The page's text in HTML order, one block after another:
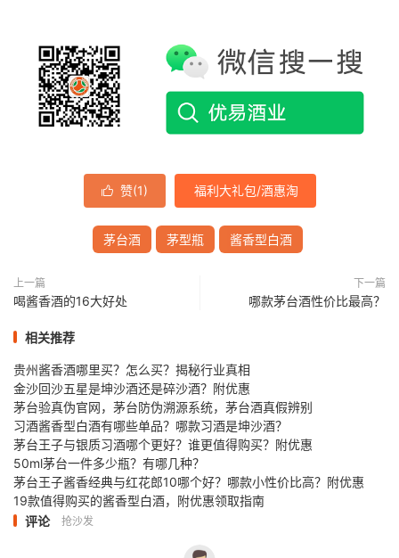
 赞(1) 福利大礼包/酒惠淘
茅台酒 茅型瓶 酱香型白酒
上一篇
喝酱香酒的16大好处
下一篇
哪款茅台酒性价比最高？
相关推荐
贵州酱香酒哪里买？怎么买？揭秘行业真相
金沙回沙五星是坤沙酒还是碎沙酒？附优惠
茅台验真伪官网，茅台防伪溯源系统，茅台酒真假辨别
习酒酱香型白酒有哪些单品？哪款习酒是坤沙酒？
茅台王子与银质习酒哪个更好？谁更值得购买？附优惠
50ml茅台一件多少瓶？有哪几种？
茅台王子酱香经典与红花郎10哪个好？哪款小性价比高？附优惠
19款值得购买的酱香型白酒，附优惠领取指南
评论
抢沙发